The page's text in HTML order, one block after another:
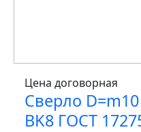
Цена договорная
Сверло
BK8 ГОСТ